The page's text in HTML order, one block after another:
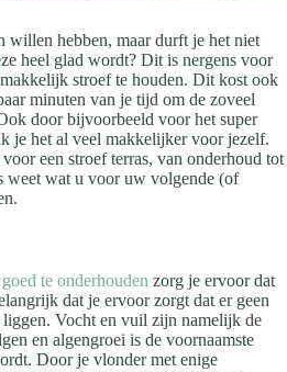
hebben, maar durft je het niet
heel glad wordt? Dit is nergens voor
stroef te houden. Dit kost ook
minuten van je tijd om de zoveel
door bijvoorbeeld voor het super
je het al veel makkelijker voor jezelf.
een stroef terras, van onderhoud tot
weet wat u voor uw volgende (of
goed te onderhouden zorg je ervoor dat
dat je ervoor zorgt dat er geen
Vocht en vuil zijn namelijk de
en algengroei is de voornaamste
Door je vlonder met enige